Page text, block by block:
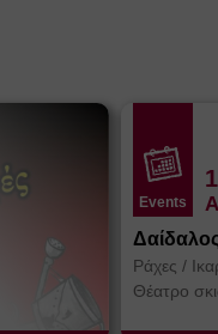
Events
Ράχες /
Θέατρο